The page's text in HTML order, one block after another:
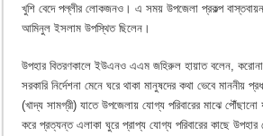
খুশি বেদে পল্লীর লোকজনও। এ সময় উপজেলা প্রকল্প
আমিনুল ইসলাম উপস্থিত ছিলেন।
উপহার বিতরণকালে ইউএনও এএম জহিরুল হায়াত বলেন, করোনা
সরকারি নির্দেশনা মেনে ঘরে থাকা মানুষদের কথা ভেবে মাননীয়
(খাদ্য সামগ্রী) যাতে উপজেলায় যোগ্য পরিবারের মাঝে
করে প্রত্যন্ত এলাকা ঘুরে প্রাপ্য যোগ্য পরিবারের কাছে